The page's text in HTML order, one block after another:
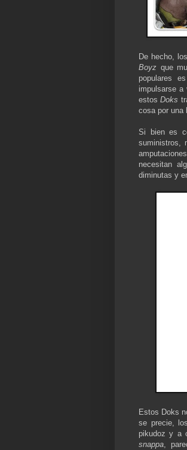
De hecho, los
Boyz que
populares
impulsarse
estosDoks
cosa por una
Si bien es
suministros,
necesitan
diminutas y
Estos Doks
se precie, los
pikudoz y a
snappa,